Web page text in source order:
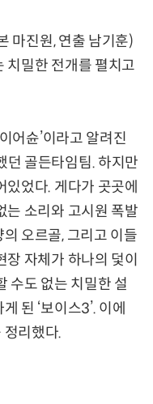
마진원, 연출 남기훈)
치밀한 전개를 펼치고
어슌’이라고 알려진
던 골든타임팀. 하지만
었다. 게다가 곳곳에
는 소리와 고시원 폭발
오르골, 그리고 이들
자체가 하나의 덫이
수도 없는 치밀한 설
된 ‘보이스3’. 이에
리했다.